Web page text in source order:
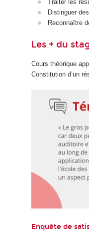
Traiter les
Distinguer
Reconnaître
Les + du
Cours théorique
Constitution d’un
Enquête de